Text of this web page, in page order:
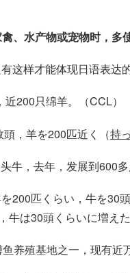
水产物或宠物时，多
这样才能体现日语表达的
200只绵羊。（CCL）
，羊を200匹近く（持
牛，去年，发展到600
200匹くらい，牛を30
は30頭くらいに増えた
养殖基地之一，现有近